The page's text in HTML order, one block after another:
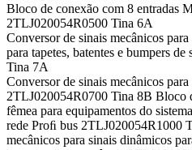
Bloco de conexão com 8 entradas
2TLJ020054R0500 Tina 6A
Conversor de sinais mecânicos
para tapetes, batentes e bumpers
Tina 7A
Conversor de sinais mecânicos
2TLJ020054R0700 Tina 8B Bloco
fêmea para equipamentos do
rede Proﬁ bus 2TLJ020054R1000
mecânicos para sinais dinâmicos